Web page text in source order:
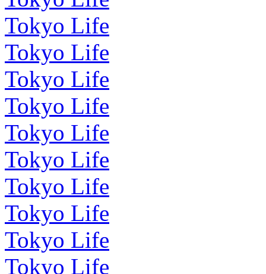
Tokyo Life
Tokyo Life
Tokyo Life
Tokyo Life
Tokyo Life
Tokyo Life
Tokyo Life
Tokyo Life
Tokyo Life
Tokyo Life